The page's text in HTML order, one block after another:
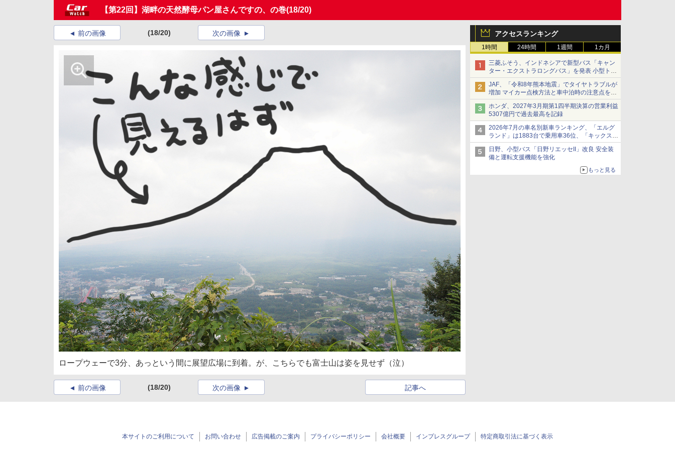
【第22回】湖畔の天然酵母パン屋さんですの、の巻(18/20)
アクセスランキング
1時間 24時間 1週間 1カ月
三菱ふそう、インドネシアで新型バス「キャン
ター・エクストラロングバス」を発表 小型トラ
ックベースの観光・旅客輸送向けバス
JAF、「令和8年熊本地震」でタイヤトラブルが
増加 マイカー点検方法と車中泊時の注意点を呼
びかけ
ホンダ、2027年3月期第1四半期決算の営業利益
5307億円で過去最高を記録
2026年7月の車名別新車ランキング、「エルグ
ランド」は1883台で乗用車36位、「キックス」
は2591台で27位に
日野、小型バス「日野リエッセII」改良 安全装
備と運転支援機能を強化
もっと見る
前の画像 (18/20) 次の画像
ロープウェーで3分、あっという間に展望広場に到着。が、こちらでも富士山は姿を見せず（泣）
前の画像 (18/20) 記事へ
次の画像
本サイトのご利用について お問い合わせ 広告掲載のご案内 プライバシーポリシー 会社概要 インプレスグループ 特定商取引法に基づく表示